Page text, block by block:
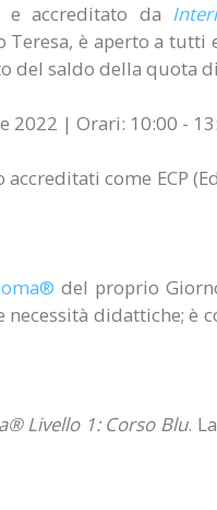
e accreditato da
Teresa, è aperto a
del saldo della quota
| Orari: 10:00 -
accreditati come ECP
del proprio
didattiche;
Livello 1: Corso Blu.